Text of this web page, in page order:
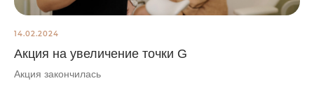
14.02.2024
Акция на увеличение точки G
Акция закончилась